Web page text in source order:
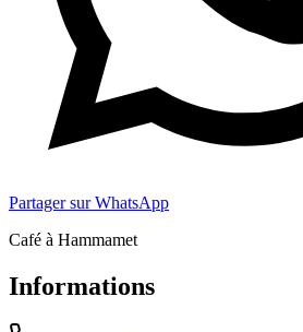
Partager sur WhatsApp
Café à Hammamet
Informations